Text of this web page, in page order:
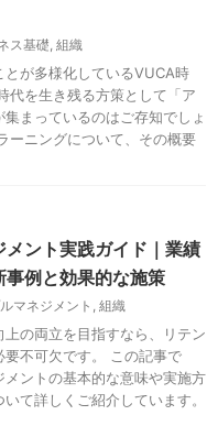
ス基礎, 組織
が多様化しているVUCA時
代を生き残る方策として「ア
まっているのはご存知でしょ
ーニングについて、その概要
メント実践ガイド｜業績
例と効果的な施策
マネジメント , 組織
の両立を目指すなら、リテン
不可欠です。 この記事で
ントの基本的な意味や実施方
て詳しくご紹介しています。